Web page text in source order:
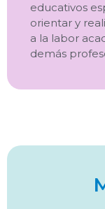
educativos
orientar y
a la labor
demás